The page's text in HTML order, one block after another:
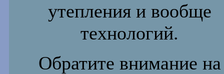
утепления и вообще
технологий.
Обратите внимание на